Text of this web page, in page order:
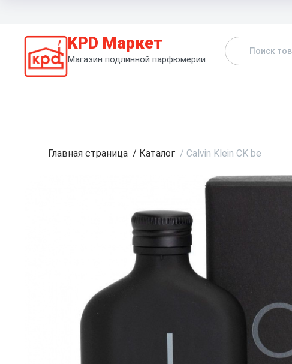
KPD Маркет
Магазин подлинной парфюмерии
Главная страница / Каталог / Calvin Klein CK be